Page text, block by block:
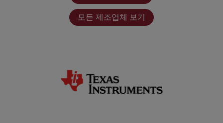
모든 제조업체 보기